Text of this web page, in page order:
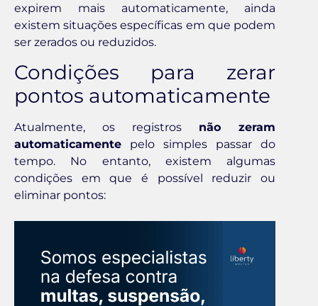
expirem mais automaticamente, ainda
existem situações específicas em que podem
ser zerados ou reduzidos.
Condições para zerar
pontos automaticamente
Atualmente, os registros não zeram
automaticamente pelo simples passar do
tempo. No entanto, existem algumas
condições em que é possível reduzir ou
eliminar pontos: